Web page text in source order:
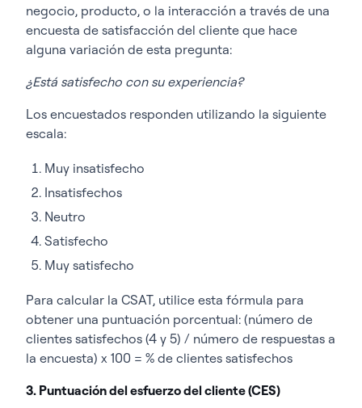
negocio, producto, o la interacción a través de una
encuesta de satisfacción del cliente que hace
alguna variación de esta pregunta:
¿Está satisfecho con su experiencia?
Los encuestados responden utilizando la siguiente
escala:
Muy insatisfecho
Insatisfechos
Neutro
Satisfecho
Muy satisfecho
Para calcular la CSAT, utilice esta fórmula para
obtener una puntuación porcentual: (número de
clientes satisfechos (4 y 5) / número de respuestas a
la encuesta) x 100 = % de clientes satisfechos
3. Puntuación del esfuerzo del cliente (CES)